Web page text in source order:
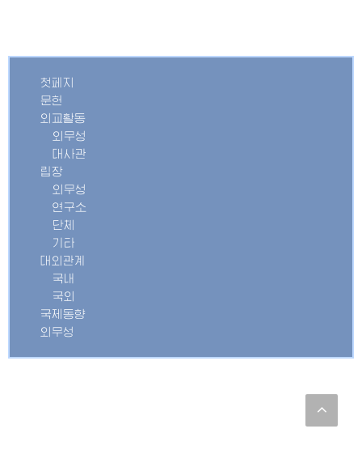
첫페지
문헌
외교활동
외무성
대사관
립장
외무성
연구소
단체
기타
대외관계
국내
국외
국제동향
외무성